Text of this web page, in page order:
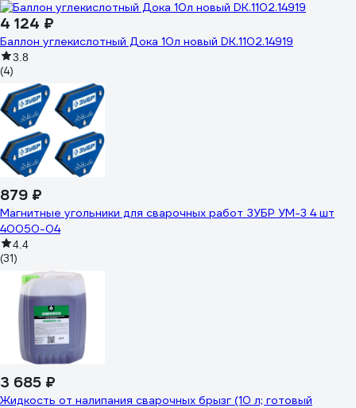
4 124 ₽
Баллон углекислотный Дока 10л новый DK.1102.14919
3.8
(4)
879 ₽
Магнитные угольники для сварочных работ ЗУБР УМ-3 4 шт
40050-04
4.4
(31)
3 685 ₽
Жидкость от налипания сварочных брызг (10 л; готовый